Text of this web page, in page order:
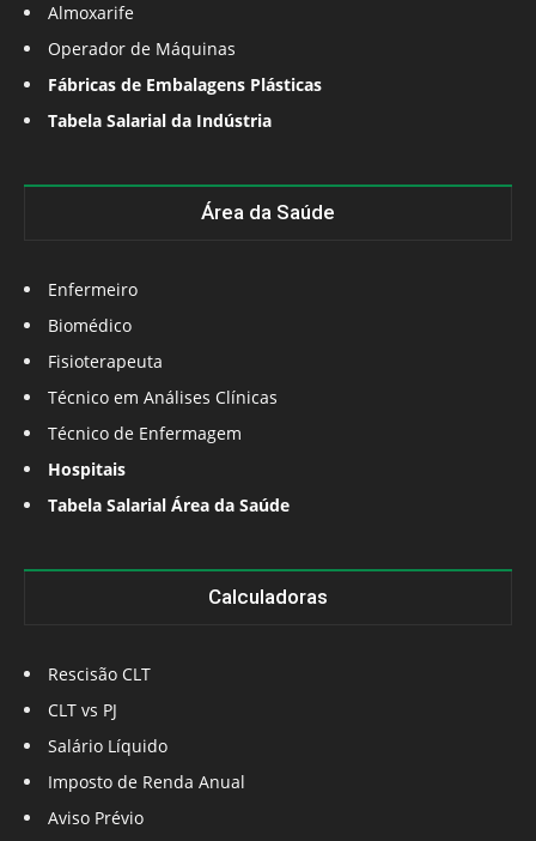
Almoxarife
Operador de Máquinas
Fábricas de Embalagens Plásticas
Tabela Salarial da Indústria
Área da Saúde
Enfermeiro
Biomédico
Fisioterapeuta
Técnico em Análises Clínicas
Técnico de Enfermagem
Hospitais
Tabela Salarial Área da Saúde
Calculadoras
Rescisão CLT
CLT vs PJ
Salário Líquido
Imposto de Renda Anual
Aviso Prévio